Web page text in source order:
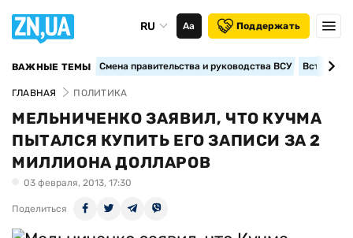
RU Аа Поддержать
ВАЖНЫЕ ТЕМЫ Смена правительства и руководства ВСУ
ГЛАВНАЯ ПОЛИТИКА
МЕЛЬНИЧЕНКО ЗАЯВИЛ, ЧТО КУЧМА
ПЫТАЛСЯ КУПИТЬ ЕГО ЗАПИСИ ЗА 2
МИЛЛИОНА ДОЛЛАРОВ
03 февраля, 2013, 17:30
Поделиться